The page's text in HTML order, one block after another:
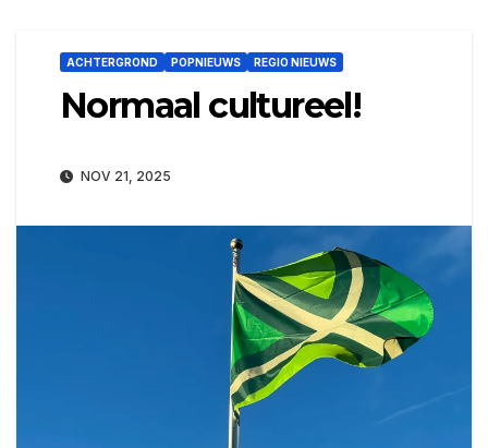
ACHTERGROND POPNIEUWS REGIO NIEUWS
Normaal cultureel!
NOV 21, 2025